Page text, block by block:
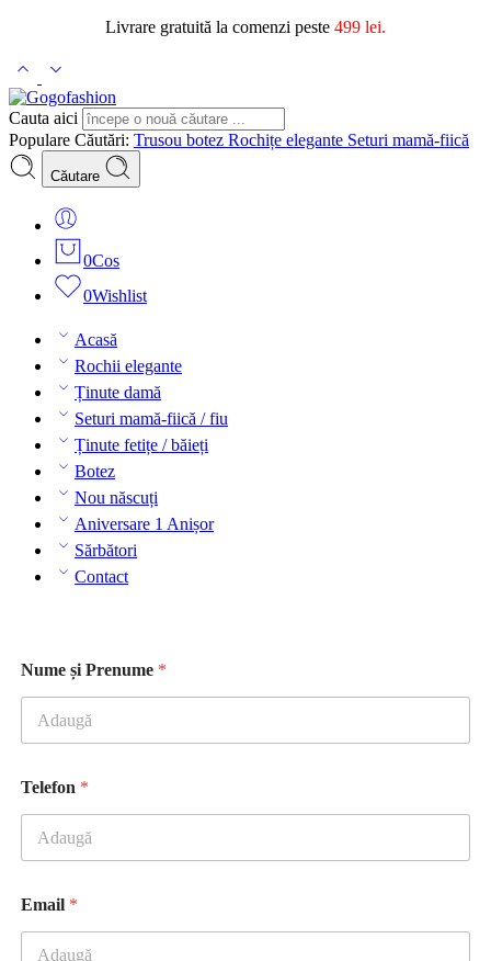
Livrare gratuită la comenzi peste 499 lei.
Cauta aici
Populare Căutări: Trusou botez Rochițe elegante Seturi mamă-fiică
Căutare
0Cos
0Wishlist
Acasă
Rochii elegante
Ținute damă
Seturi mamă-fiică / fiu
Ținute fetițe / băieți
Botez
Nou născuți
Aniversare 1 Anișor
Sărbători
Contact
Nume și Prenume *
Telefon *
r
e
Email *